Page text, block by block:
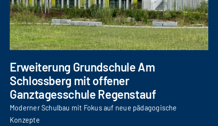
Erweiterung Grundschule Am
Schlossberg mit offener
Ganztagesschule Regenstauf
Moderner Schulbau mit Fokus auf neue pädagogische
Konzepte